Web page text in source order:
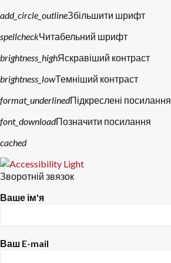
add_circle_outlineЗбільшити шрифт
spellcheckЧитабельний шрифт
brightness_highЯскравіший контраст
brightness_lowТемніший контраст
format_underlinedПідкреслені посилання
font_downloadПозначити посилання
Скинути
cached
Зворотній звязок
Ваше ім'я
Ваш E-mail